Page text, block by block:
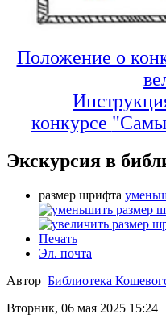
Положение о
конкурсе
Экскурсия в
размер шрифта
Печать
Эл. почта
Автор Библиотека
Вторник, 06 мая 2025 15:24